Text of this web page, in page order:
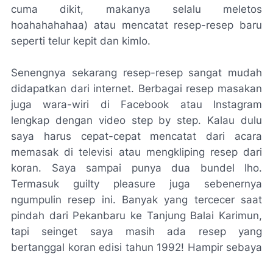
cuma dikit, makanya selalu meletos
hoahahahahaa) atau mencatat resep-resep baru
seperti telur kepit dan kimlo.
Senengnya sekarang resep-resep sangat mudah
didapatkan dari internet. Berbagai resep masakan
juga wara-wiri di Facebook atau Instagram
lengkap dengan video step by step. Kalau dulu
saya harus cepat-cepat mencatat dari acara
memasak di televisi atau mengkliping resep dari
koran. Saya sampai punya dua bundel lho.
Termasuk guilty pleasure juga sebenernya
ngumpulin resep ini. Banyak yang tercecer saat
pindah dari Pekanbaru ke Tanjung Balai Karimun,
tapi seinget saya masih ada resep yang
bertanggal koran edisi tahun 1992! Hampir sebaya